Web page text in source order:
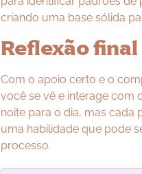
criando uma base sólida
Reflexão final
Com o apoio certo e o
você se vê e interage com
noite para o dia, mas cada
uma habilidade que pode
processo.